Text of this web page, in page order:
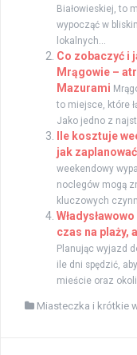
Białowieskiej, to
wypocząć w
lokalnych...
Co zobaczyć i
Mrągowie –
Mazurami
to miejsce, które
Jako jedno z
Ile kosztuje
jak
weekendowy
noclegów mogą
kluczowych
czas na plaży,
Planując wyjazd
ile dni spędzić,
mieście oraz
Miasteczka i krótkie